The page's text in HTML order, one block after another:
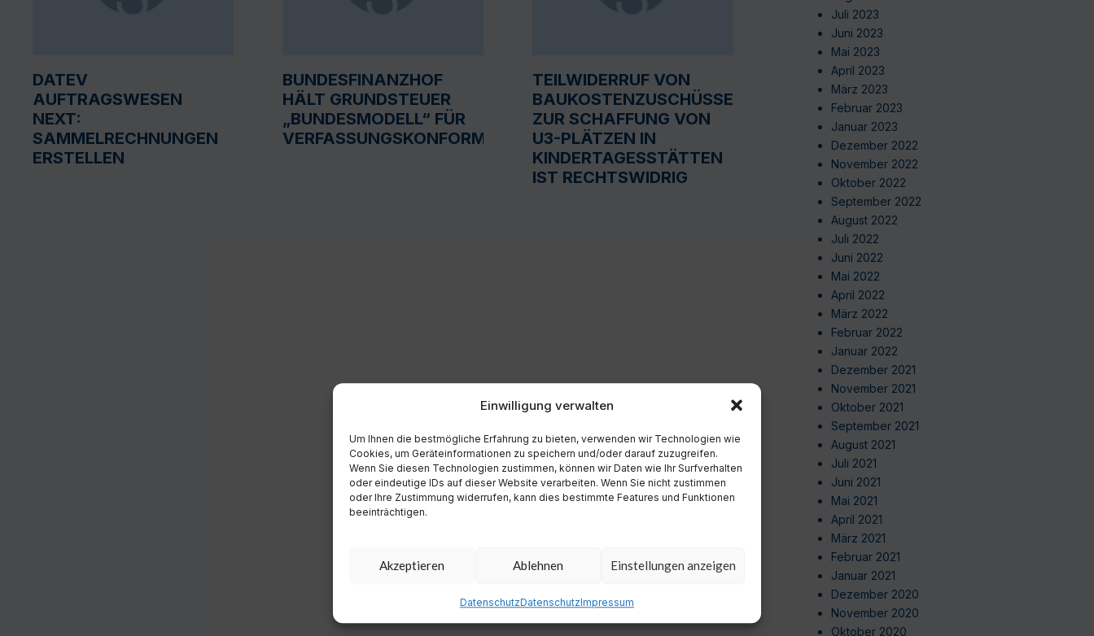
Einwilligung verwalten
Um Ihnen die bestmögliche Erfahrung zu bieten, verwenden wir Technologien wie
Cookies, um Geräteinformationen zu speichern und/oder darauf zuzugreifen.
Wenn Sie diesen Technologien zustimmen, können wir Daten wie Ihr Surfverhalten
oder eindeutige IDs auf dieser Website verarbeiten. Wenn Sie nicht zustimmen
oder Ihre Zustimmung widerrufen, kann dies bestimmte Features und Funktionen
beeinträchtigen.
Akzeptieren Ablehnen Einstellungen anzeigen
DatenschutzDatenschutzImpressum
DATEV
AUFTRAGSWESEN
NEXT:
SAMMELRECHNUNGEN
ERSTELLEN
BUNDESFINANZHOF
HÄLT GRUNDSTEUER
„BUNDESMODELL“ FÜR
VERFASSUNGSKONFORM
TEILWIDERRUF VON
BAUKOSTENZUSCHÜSSEN
ZUR SCHAFFUNG VON
U3-PLÄTZEN IN
KINDERTAGESSTÄTTEN
IST RECHTSWIDRIG
Juli 2023
Juni 2023
Mai 2023
April 2023
März 2023
Februar 2023
Januar 2023
Dezember 2022
November 2022
Oktober 2022
September 2022
August 2022
Juli 2022
Juni 2022
Mai 2022
April 2022
März 2022
Februar 2022
Januar 2022
Dezember 2021
November 2021
Oktober 2021
September 2021
August 2021
Juli 2021
Juni 2021
Mai 2021
April 2021
März 2021
Februar 2021
Januar 2021
Dezember 2020
November 2020
Oktober 2020